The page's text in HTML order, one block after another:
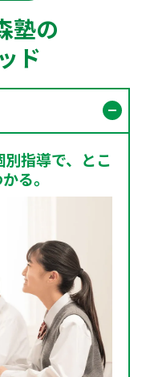
塾の
ド
指導で、とこ
る。